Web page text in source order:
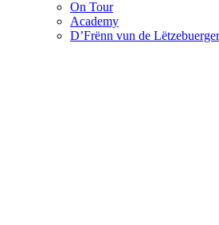
On Tour
Academy
D’Frënn vun de